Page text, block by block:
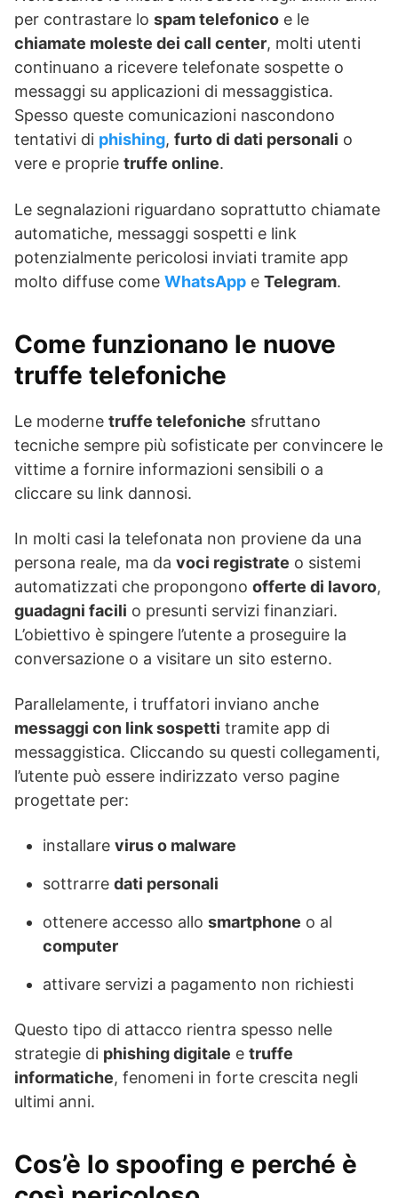
per contrastare lo spam telefonico e le
chiamate moleste dei call center, molti utenti
continuano a ricevere telefonate sospette o
messaggi su applicazioni di messaggistica.
Spesso queste comunicazioni nascondono
tentativi di phishing, furto di dati personali o
vere e proprie truffe online.
Le segnalazioni riguardano soprattutto chiamate
automatiche, messaggi sospetti e link
potenzialmente pericolosi inviati tramite app
molto diffuse come WhatsApp e Telegram.
Come funzionano le nuove
truffe telefoniche
Le moderne truffe telefoniche sfruttano
tecniche sempre più sofisticate per convincere le
vittime a fornire informazioni sensibili o a
cliccare su link dannosi.
In molti casi la telefonata non proviene da una
persona reale, ma da voci registrate o sistemi
automatizzati che propongono offerte di lavoro,
guadagni facili o presunti servizi finanziari.
L’obiettivo è spingere l’utente a proseguire la
conversazione o a visitare un sito esterno.
Parallelamente, i truffatori inviano anche
messaggi con link sospetti tramite app di
messaggistica. Cliccando su questi collegamenti,
l’utente può essere indirizzato verso pagine
progettate per:
installare virus o malware
sottrarre dati personali
ottenere accesso allo smartphone o al
computer
attivare servizi a pagamento non richiesti
Questo tipo di attacco rientra spesso nelle
strategie di phishing digitale e truffe
informatiche, fenomeni in forte crescita negli
ultimi anni.
Cos’è lo spoofing e perché è